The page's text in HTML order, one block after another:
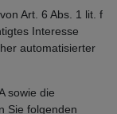
Art. 6 Abs. 1 lit. f
Interesse
automatisierter
sowie die
Sie folgenden